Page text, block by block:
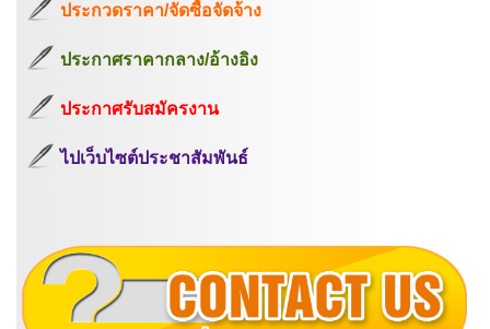
ประกวดราคา/จัดซื้อจัดจ้าง
ประกาศราคากลาง/อ้างอิง
ประกาศรับสมัครงาน
ไปเว็บไซต์ประชาสัมพันธ์